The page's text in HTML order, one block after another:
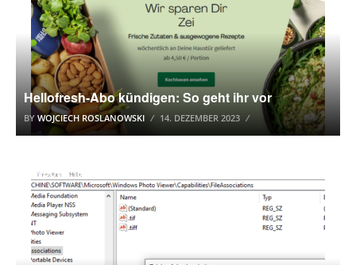
Hellofresh-Abo kündigen: So geht ihr vor
BY WOJCIECH ROSLANOWSKI 14. DEZEMBER 2023
WINDOWS 10 TUTORIAL